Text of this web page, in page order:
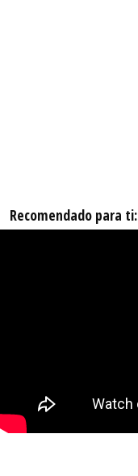
Recomendado para ti: